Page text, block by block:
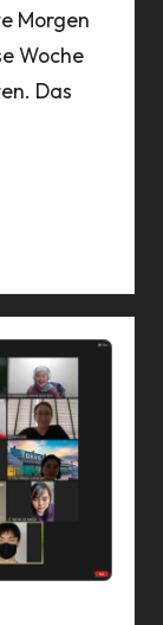
Morgen
Woche
Das